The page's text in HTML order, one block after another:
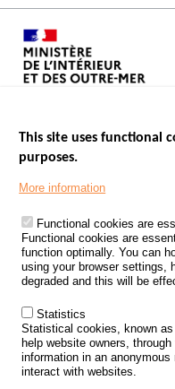
Footer
PROCESSING OF
KNOWLEDGE CENTRE
CALL FOR RESEARCH
ROAD SAFETY POLICY
Outils
EVENTS
This site uses functional
purposes.
More information
Functional cookies are
Functional cookies are
function optimally. You can
using your browser settings,
degraded and this will be
Statistics
Statistical cookies, known
help website owners,
information in an
interact with websites.